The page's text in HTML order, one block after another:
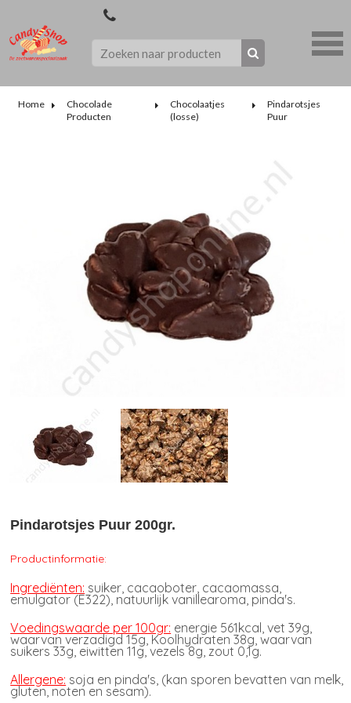
Home
Chocolade
Producten
Chocolaatjes
(losse)
Pindarotsjes
Puur
Pindarotsjes Puur 200gr.
Productinformatie:
Ingrediënten: suiker, cacaoboter, cacaomassa,
emulgator (E322), natuurlijk vanillearoma, pinda's.
Voedingswaarde per 100gr: energie 561kcal, vet 39g,
waarvan verzadigd 15g, Koolhydraten 38g, waarvan
suikers 33g, eiwitten 11g, vezels 8g, zout 0,1g.
Allergene: soja en pinda's, (kan sporen bevatten van melk,
gluten, noten en sesam).